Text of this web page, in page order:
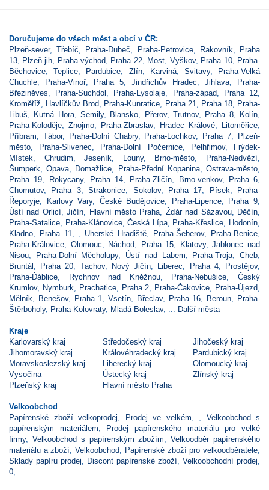
Doručujeme do všech měst a obcí v ČR:
Plzeň-sever,Třebíč Praha-Dubeč Praha-Petrovice, Rakovník
Praha
13
Plzeň-jih Praha-východ Praha 22, Most Vyškov, Praha 10,
Praha-
Běchovice ,Teplice Pardubice Zlín, Karviná, Svitavy,
Praha-Velká
Chuchle
Praha-Vinoř, Praha 5 Jindřichův Hradec Jihlava
Praha-
Březiněves
Praha-Suchdol Praha-Lysolaje Praha-západ Praha 12
Kroměříž
Havlíčkův Brod Praha-Kunratice Praha 21 Praha 18,
Praha-
Libuš
Kutná Hora,Semily, Blansko Přerov,Trutnov, Praha 8, Kolín
Praha-Koloděje
Znojmo Praha-Zbraslav, Hradec Králové Litoměřice
Příbram
Tábor, Praha-Dolní Chabry, Praha-Lochkov, Praha 7
Plzeň-
město
Praha-Slivenec Praha-Dolní Počernice, Pelhřimov,
Frýdek-
Místek
Chrudim ,Jeseník Louny, Brno-město Praha-Nedvězí
Šumperk ,Opava Domažlice Praha-Přední Kopanina,Ostrava-město
Praha 19
Rokycany, Praha 14 Praha-Zličín Brno-venkov, Praha 6
Chomutov, Praha 3,Strakonice Sokolov, Praha 17 Písek
Praha-
Řeporyje
Karlovy Vary, České Budějovice Praha-Lipence, Praha 9
Ústí nad Orlicí,Jičín Hlavní město Praha Žďár nad Sázavou, Děčín
Praha-Satalice
Praha-Klánovice,Česká Lípa, Praha-Křeslice Hodonín
Kladno
Praha 11 Uherské Hradiště Praha-Šeberov, Praha-Benice
Praha-Královice
Olomouc Náchod Praha 15 Klatovy,Jablonec nad
Nisou
Praha-Dolní Měcholupy, Ústí nad Labem Praha-Troja ,Cheb
Bruntál
Praha 20 Tachov, Nový Jičín Liberec Praha 4, Prostějov,
Praha-Ďáblice
Rychnov nad Kněžnou, Praha-Nebušice ,Český
Krumlov, Nymburk Prachatice, Praha 2 Praha-Čakovice Praha-Újezd
Mělník
Benešov, Praha 1 ,Vsetín Břeclav, Praha 16 Beroun
Praha-
Štěrboholy, Praha-Kolovraty, Mladá Boleslav, ... Další města
Kraje
Karlovarský kraj
Středočeský kraj
Jihočeský kraj
Jihomoravský kraj
Královéhradecký kraj
Pardubický kraj
Moravskoslezský kraj
Liberecký kraj
Olomoucký kraj
Vysočina
Ústecký kraj
Zlínský kraj
Plzeňský kraj
Hlavní město Praha
Velkoobchod
Papírenské zboží velkoprodej
Prodej ve velkém
Velkoobchod s
papírenským materiálem
Prodej papírenského materiálu pro velké
firmy, Velkoobchod s papírenským zbožím ,Velkoodběr papírenského
materiálu a zboží ,Velkoobchod Papírenské zboží pro velkoodběratele
Sklady papíru prodej
Discont papírenské zboží Velkoobchodní prodej
0